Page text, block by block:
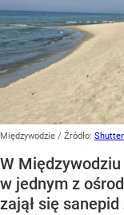
Międzywodzie / Źródło:
W
w jednym z
zajął się